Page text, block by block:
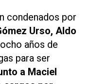
condenados por
Urso, Aldo
años de
para ser
a Maciel